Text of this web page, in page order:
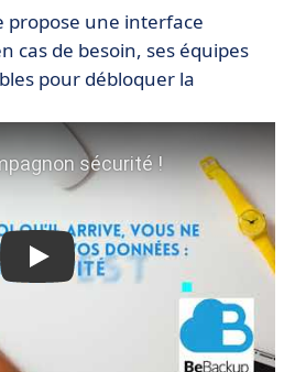
propose une interface
cas de besoin, ses équipes
pour débloquer la